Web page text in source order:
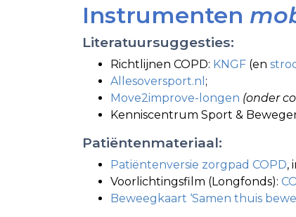
Instrumenten
Literatuursuggesties:
Richtlijnen COPD: KNGF (en
Allesoversport.nl ;
Move2improve-longen (onder
Kenniscentrum Sport &
Patiëntenmateriaal:
Patiëntenversie zorgpad COPD,
Voorlichtingsfilm (Longfonds):
Beweegkaart ‘Samen thuis